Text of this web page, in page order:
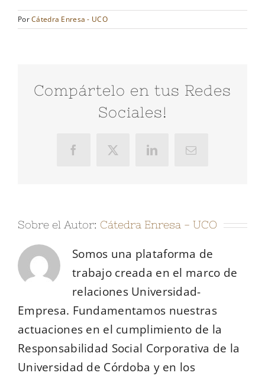
PorCátedra Enresa - UCO
Compártelo en tus Redes
Sociales!
FacebookX LinkedInCorreo
Sobre el Autor: Cátedra Enresa - UCO
Somos una plataforma de
trabajo creada en el marco de
relaciones Universidad-
Empresa. Fundamentamos nuestras
actuaciones en el cumplimiento de la
Responsabilidad Social Corporativa de la
Universidad de Córdoba y en los